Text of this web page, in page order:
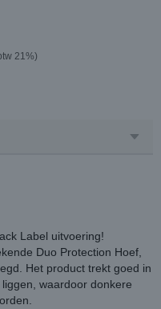
21%)
Label uitvoering!
Duo Protection Hoef,
Het product trekt goed in
waardoor donkere